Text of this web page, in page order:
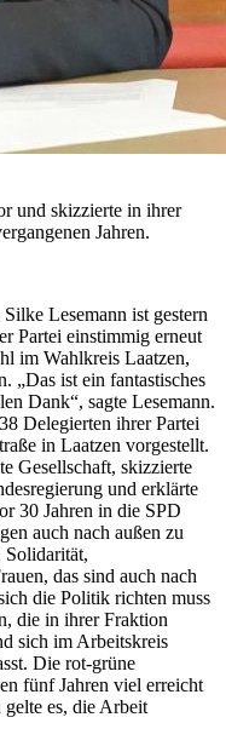
und skizzierte in ihrer
Jahren.
Lesemann ist gestern
Partei einstimmig erneut
im Wahlkreis Laatzen,
„Das ist ein fantastisches
Dank“, sagte Lesemann.
Delegierten ihrer Partei
in Laatzen vorgestellt.
Gesellschaft, skizzierte
und erklärte
30 Jahren in die SPD
auch nach außen zu
Solidarität,
das sind auch nach
die Politik richten muss
die in ihrer Fraktion
sich im Arbeitskreis
Die rot-grüne
fünf Jahren viel erreicht
gelte es, die Arbeit